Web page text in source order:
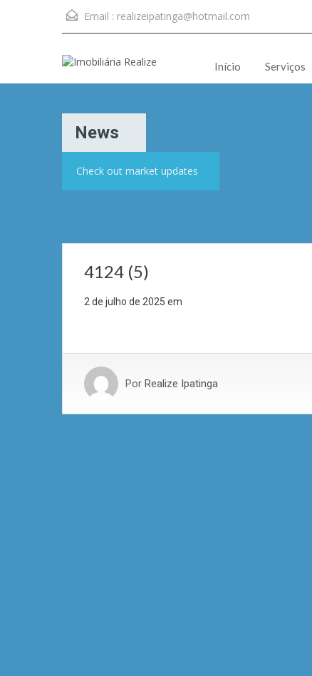
Email : realizeipatinga@hotmail.com
Início Serviços
News
Check out market updates
4124 (5)
2 de julho de 2025 em
Por Realize Ipatinga